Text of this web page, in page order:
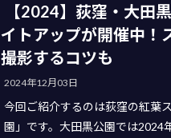
【2024】荻窪・大田
イトアップが開催中！
撮影するコツも
2024年12月03日
今回ご紹介するのは荻窪の紅葉
園」です。大田黒公園では2024